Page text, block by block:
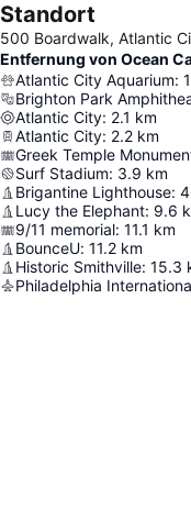
Standort
500 Boardwalk, Atlantic
Entfernung von Ocean
Atlantic City Aquarium:
Brighton Park
Atlantic City: 2.1 km
Atlantic City: 2.2 km
Greek Temple
Surf Stadium: 3.9 km
Brigantine Lighthouse:
Lucy the Elephant: 9.6
9/11 memorial: 11.1 km
BounceU: 11.2 km
Historic Smithville: 15.3
Philadelphia